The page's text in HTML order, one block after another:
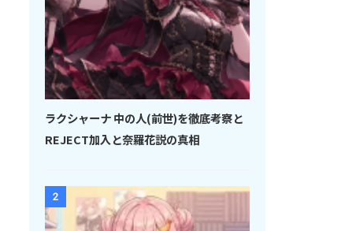
ラクシャーナ 中の人(前世)を徹底考察と
REJECT加入と奈羅花説の真相
2